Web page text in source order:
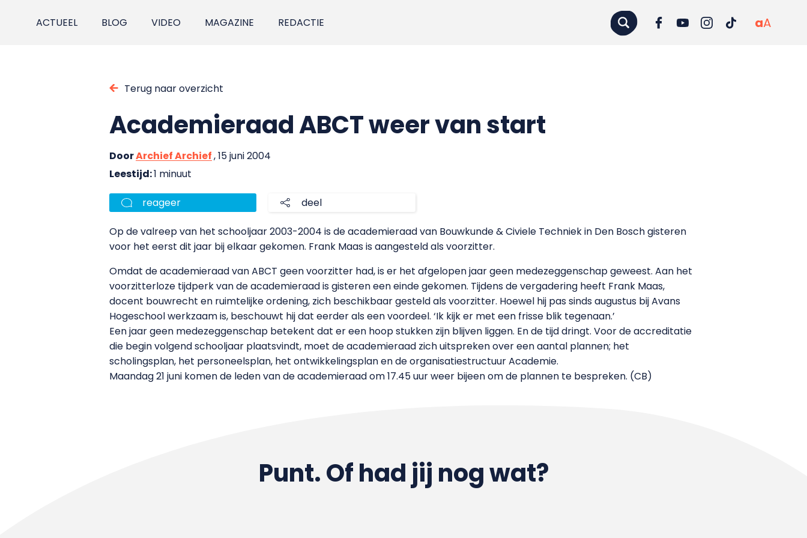
ACTUEEL BLOG VIDEO MAGAZINE REDACTIE aA
Terug naar overzicht
Academieraad ABCT weer van start
DoorArchief Archief, 15 juni 2004
Leestijd:1 minuut
reageer deel
Op de valreep van het schooljaar 2003-2004 is de academieraad van Bouwkunde & Civiele Techniek in Den Bosch gisteren
voor het eerst dit jaar bij elkaar gekomen. Frank Maas is aangesteld als voorzitter.
Omdat de academieraad van ABCT geen voorzitter had, is er het afgelopen jaar geen medezeggenschap geweest. Aan het
voorzitterloze tijdperk van de academieraad is gisteren een einde gekomen. Tijdens de vergadering heeft Frank Maas,
docent bouwrecht en ruimtelijke ordening, zich beschikbaar gesteld als voorzitter. Hoewel hij pas sinds augustus bij Avans
Hogeschool werkzaam is, beschouwt hij dat eerder als een voordeel. ‘Ik kijk er met een frisse blik tegenaan.’
Een jaar geen medezeggenschap betekent dat er een hoop stukken zijn blijven liggen. En de tijd dringt. Voor de accreditatie
die begin volgend schooljaar plaatsvindt, moet de academieraad zich uitspreken over een aantal plannen; het
scholingsplan, het personeelsplan, het ontwikkelingsplan en de organisatiestructuur Academie.
Maandag 21 juni komen de leden van de academieraad om 17.45 uur weer bijeen om de plannen te bespreken. (CB)
Punt. Of had jij nog wat?